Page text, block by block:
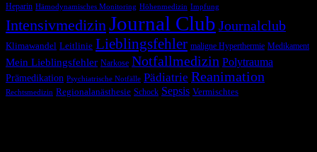
Heparin Hämodynamisches Monitoring Höhenmedizin Impfung
Intensivmedizin Journal Club Journalclub
Klimawandel Leitlinie Lieblingsfehler maligne Hyperthermie Medikament
Mein Lieblingsfehler Narkose Notfallmedizin Polytrauma
Prämedikation Psychiatrische Notfälle Pädiatrie Reanimation
Rechtsmedizin Regionalanästhesie Schock Sepsis Vermischtes